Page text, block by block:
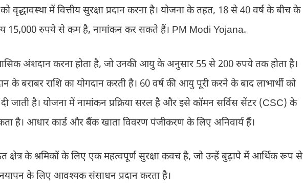
वृद्धावस्था में वित्तीय सुरक्षा प्रदान करना है। योजना के तहत, 18 से 40 वर्ष के बीच के
15,000 रुपये से कम है, नामांकन कर सकते हैं। PM Modi Yojana.
अंशदान करना होता है, जो उनकी आयु के अनुसार 55 से 200 रुपये तक होता है।
के बराबर राशि का योगदान करती है। 60 वर्ष की आयु पूरी करने के बाद लाभार्थी को
जाती है। योजना में नामांकन प्रक्रिया सरल है और इसे कॉमन सर्विस सेंटर (CSC) के
है। आधार कार्ड और बैंक खाता विवरण पंजीकरण के लिए अनिवार्य हैं।
क्षेत्र के श्रमिकों के लिए एक महत्वपूर्ण सुरक्षा कवच है, जो उन्हें बुढ़ापे में आर्थिक रूप से
के लिए आवश्यक संसाधन प्रदान करता है।